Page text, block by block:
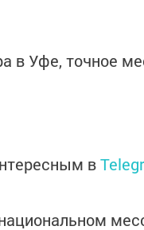
в Уфе, точное
в